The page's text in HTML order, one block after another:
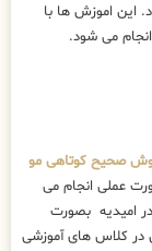
این اموزش ها با
می شود.
صحیح کوتاهی مو
عملی انجام می
در امیدیه بصورت
کلاس های آموزشی